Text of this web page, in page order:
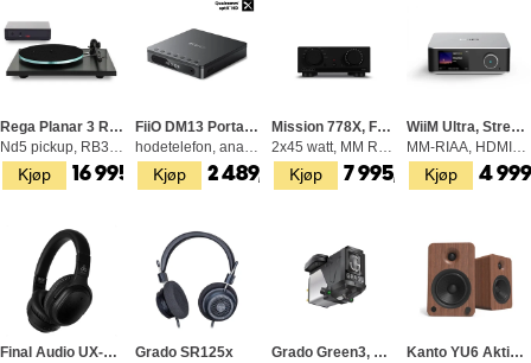
Kjøp
Rega Planar 3 RS, NEO Strømforsyning
Nd5 pickup, RB330 arm, svart
16 995,- Kjøp
FiiO DM13 Portabel CD-Spiller, Bluetooth
hodetelefon, analog og digital utganger
2 489,- Kjøp
Mission 778X, Forsterker, Svart
2x45 watt, MM RIAA-trinn, Bluetooth
7 995,- Kjøp
WiiM Ultra, Streamer/forforsterker
MM-RIAA, HDMI-ARC, sølv
4
Final Audio UX-3000, Svart
Grado SR125x
Grado Green3, Pickup
Kanto YU6 Aktive Høyttalere, Valnøtt